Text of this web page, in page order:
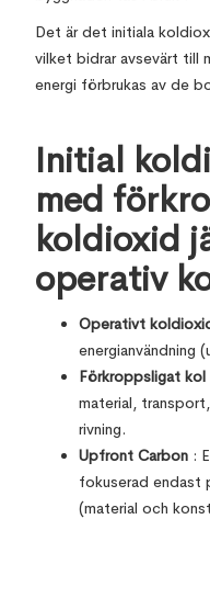
Det är det initiala
vilket bidrar avsevärt till
energi förbrukas av de
Initial
med
koldioxid
operativ
Operativt
energianvändning
Förkroppsligat kol
material,
rivning.
Upfront Carbon :
fokuserad endast
(material och